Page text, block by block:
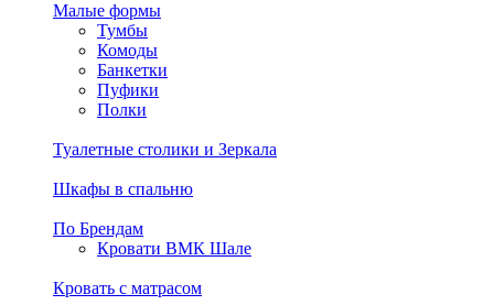
Малые формы
Тумбы
Комоды
Банкетки
Пуфики
Полки
Туалетные столики и Зеркала
Шкафы в спальню
По Брендам
Кровати ВМК Шале
Кровать с матрасом